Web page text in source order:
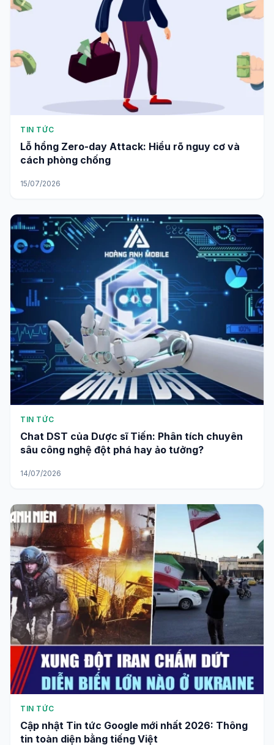
TIN TỨC
Lỗ hổng Zero-day Attack: Hiểu rõ nguy cơ và
cách phòng chống
15/07/2026
TIN TỨC
Chat DST của Dược sĩ Tiến: Phân tích chuyên
sâu công nghệ đột phá hay ảo tưởng?
14/07/2026
TIN TỨC
Cập nhật Tin tức Google mới nhất 2026: Thông
tin toàn diện bằng tiếng Việt